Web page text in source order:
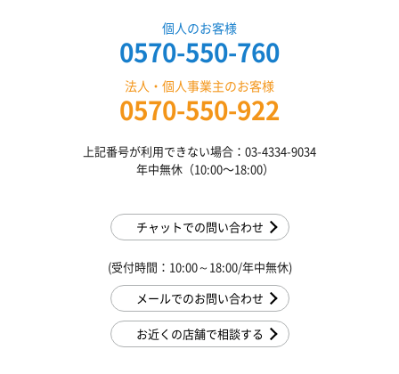
個人のお客様
0570-550-760
法人・個人事業主のお客様
0570-550-922
上記番号が利用できない場合：03-4334-9034
年中無休（10:00〜18:00）
チャットでの問い合わせ
(受付時間：10:00～18:00/年中無休)
メールでのお問い合わせ
お近くの店舗で相談する